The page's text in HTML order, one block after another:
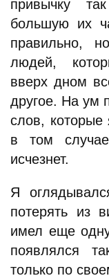
привычку
большую их
правильно,
людей,
вверх дном
другое. На ум
слов, которые
в том
исчезнет.
Я
потерять из
имел еще
появлялся
только по